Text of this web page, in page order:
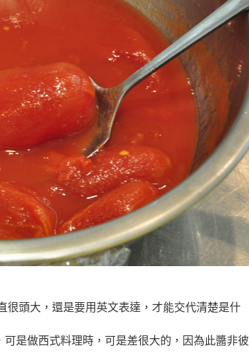
很頭大，還是要用英文表達，才能交代清楚是什
可是做西式料理時，可是差很大的 ，因為此醬非彼